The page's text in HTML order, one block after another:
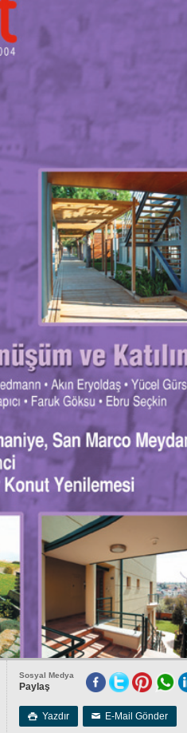
Sosyal Medya
Paylaş
 Yazdır ✉ E-Mail Gönder